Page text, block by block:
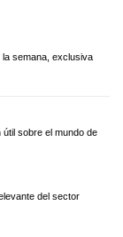
semana, exclusiva
sobre el mundo de
del sector